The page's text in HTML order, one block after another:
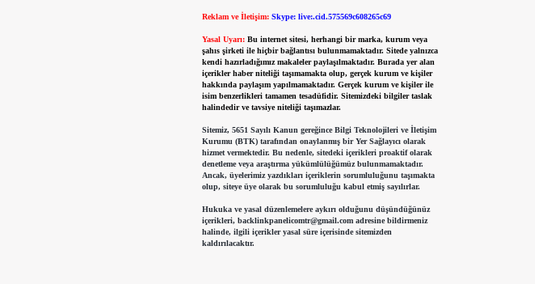
Reklam ve İletişim: Skype: live:.cid.575569c608265c69
Yasal Uyarı: Bu internet sitesi, herhangi bir marka, kurum veya
şahıs şirketi ile hiçbir bağlantısı bulunmamaktadır. Sitede yalnızca
kendi hazırladığımız makaleler paylaşılmaktadır. Burada yer alan
içerikler haber niteliği taşımamakta olup, gerçek kurum ve kişiler
hakkında paylaşım yapılmamaktadır. Gerçek kurum ve kişiler ile
isim benzerlikleri tamamen tesadüfidir. Sitemizdeki bilgiler taslak
halindedir ve tavsiye niteliği taşımazlar.
Sitemiz, 5651 Sayılı Kanun gereğince Bilgi Teknolojileri ve İletişim
Kurumu (BTK) tarafından onaylanmış bir Yer Sağlayıcı olarak
hizmet vermektedir. Bu nedenle, sitedeki içerikleri proaktif olarak
denetleme veya araştırma yükümlülüğümüz bulunmamaktadır.
Ancak, üyelerimiz yazdıkları içeriklerin sorumluluğunu taşımakta
olup, siteye üye olarak bu sorumluluğu kabul etmiş sayılırlar.
Hukuka ve yasal düzenlemelere aykırı olduğunu düşündüğünüz
içerikleri, backlinkpanelicomtr@gmail.comadresine bildirmeniz
halinde, ilgili içerikler yasal süre içerisinde sitemizden
kaldırılacaktır.